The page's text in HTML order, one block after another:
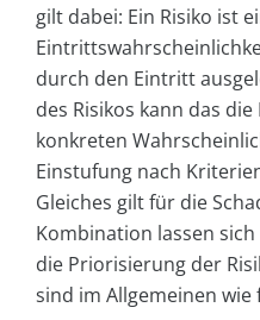
gilt dabei: Ein Risiko ist
durch den Eintritt
des Risikos kann das
konkreten
Einstufung nach
Gleiches gilt für die
Kombination lassen
die Priorisierung der
sind im Allgemeinen